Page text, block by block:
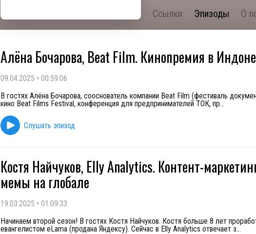
Ссылки Эпизоды О
Алёна Бочарова, Beat Film. Кинопремия в
09.04.2025 • 00:59:06
В гостях Алёна Бочарова, сооснователь компании Beat Film (фестиваль
кино Beat Films Festival, конференция для предпринимателей ТОК, пр...
Слушать эпизод
Костя Найчуков, Elly Analytics. Контент-
мемы на глобале
19.03.2025 • 01:09:33
Начинаем второй сезон! В гостях Костя Найчуков. Костя больше 8 лет
евангелистом eLama (продана Яндексу). Сейчас в Elly Analytics отвечает з...